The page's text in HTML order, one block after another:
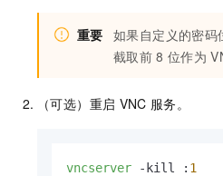
重要 如果自定义的密码
截取前 8 位作为
（可选）重启 VNC 服务。
vncserver -kill : 1